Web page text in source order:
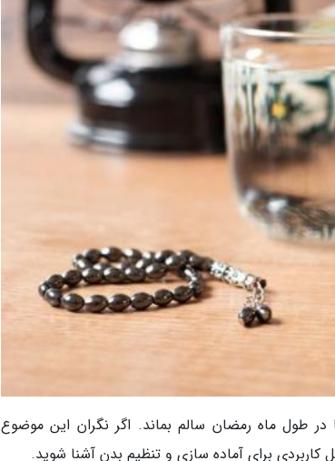
در طول ماه رمضان سالم بماند. اگر نگران این موضوع
کاربردی برای آماده سازی و تنظیم بدن آشنا شوید.